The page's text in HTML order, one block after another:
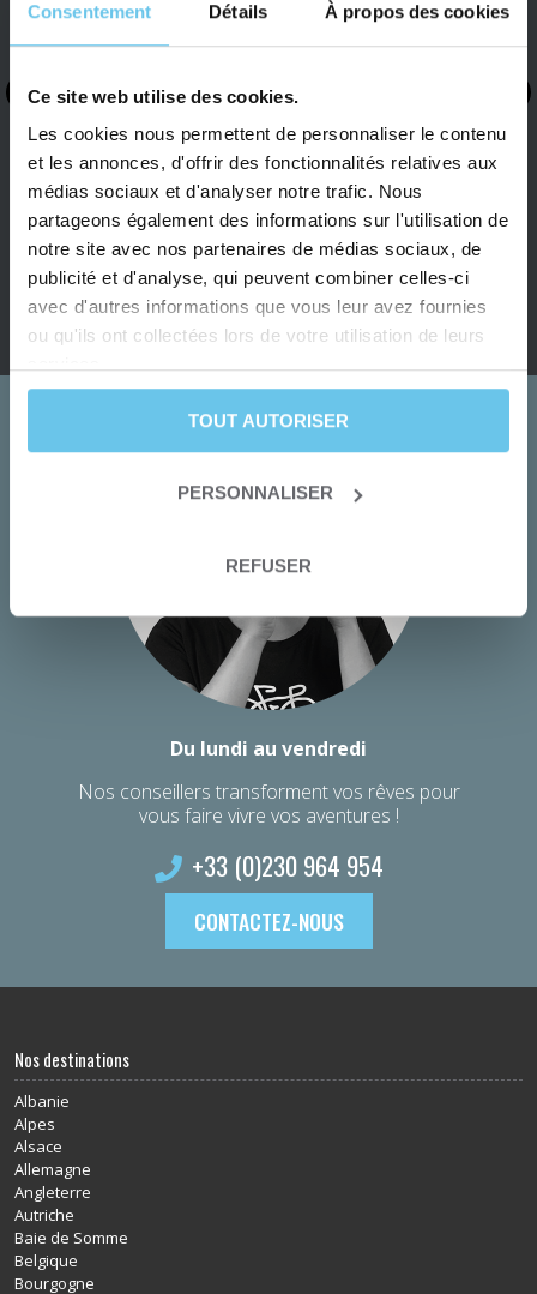
Consentement Détails À propos des cookies
Ce site web utilise des cookies.
Les cookies nous permettent de personnaliser le contenu
et les annonces, d'offrir des fonctionnalités relatives aux
médias sociaux et d'analyser notre trafic. Nous
partageons également des informations sur l'utilisation de
notre site avec nos partenaires de médias sociaux, de
publicité et d'analyse, qui peuvent combiner celles-ci
avec d'autres informations que vous leur avez fournies
ou qu'ils ont collectées lors de votre utilisation de leurs
TOUT AUTORISER
PERSONNALISER
REFUSER
du
client
5/5
“Beau moment d’évasion”
magnifique. Un beau moment d’évasion
matériel, le GPS qui vous emmène
jusqu’à l’hôtel, le service.
- Lire la suite -
Bruno (France)
07/2026
Du lundi au vendredi
Nos conseillers transforment vos rêves pour
vous faire vivre vos aventures !
+33 (0)230 964 954
CONTACTEZ-NOUS
Nos destinations
Albanie
Alpes
Alsace
Allemagne
Angleterre
Autriche
Baie de Somme
Belgique
Bourgogne